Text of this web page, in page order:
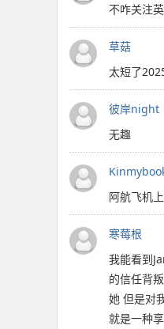
不咋关注
草菇
太短了
彼岸night
无趣
阿航飞机
寒莓根
我能看到
的信任背
她 但是对
就是一种